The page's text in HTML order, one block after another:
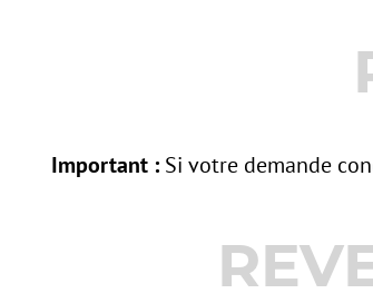
Important :Si votre demande